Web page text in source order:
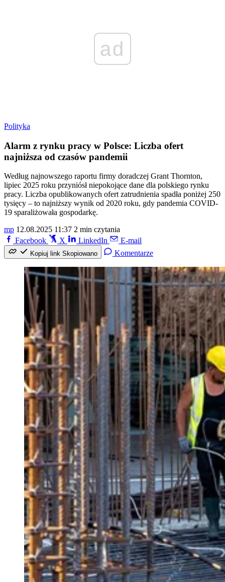
ad
Polityka
Alarm z rynku pracy w Polsce: Liczba ofert
najniższa od czasów pandemii
Według najnowszego raportu firmy doradczej Grant Thornton,
lipiec 2025 roku przyniósł niepokojące dane dla polskiego rynku
pracy. Liczba opublikowanych ofert zatrudnienia spadła poniżej 250
tysięcy – to najniższy wynik od 2020 roku, gdy pandemia COVID-
19 sparaliżowała gospodarkę.
mp 12.08.2025 11:37 2 min czytania
Facebook
X LinkedIn E-mail
Kopiuj link Skopiowano Komentarze